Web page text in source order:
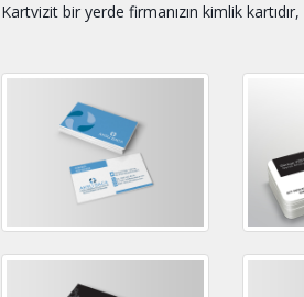
Kartvizit bir yerde firmanızın kimlik